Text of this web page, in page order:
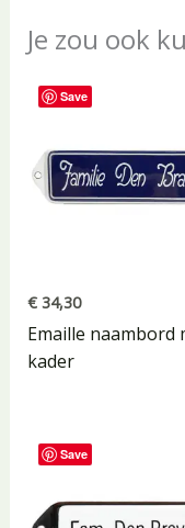
Je zou ook
Save
€34,30
Emaille naambord
kader
Save